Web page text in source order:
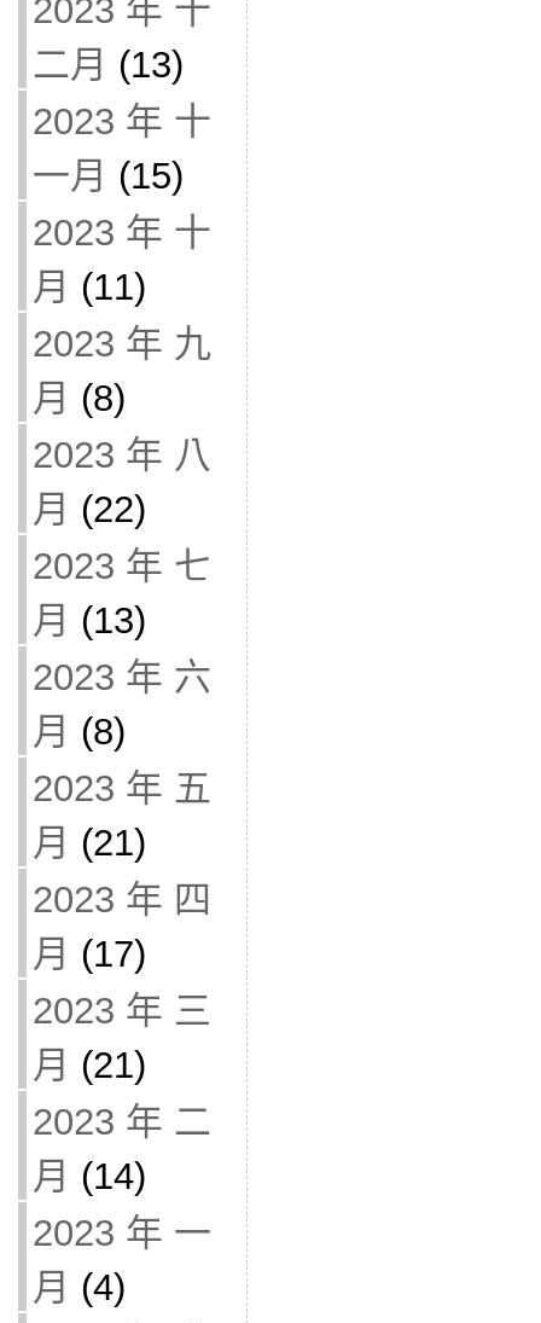
2023 年 十
二月 (13)
2023 年 十
一月 (15)
2023 年 十
月 (11)
2023 年 九
月 (8)
2023 年 八
月 (22)
2023 年 七
月 (13)
2023 年 六
月 (8)
2023 年 五
月 (21)
2023 年 四
月 (17)
2023 年 三
月 (21)
2023 年 二
月 (14)
2023 年 一
月 (4)